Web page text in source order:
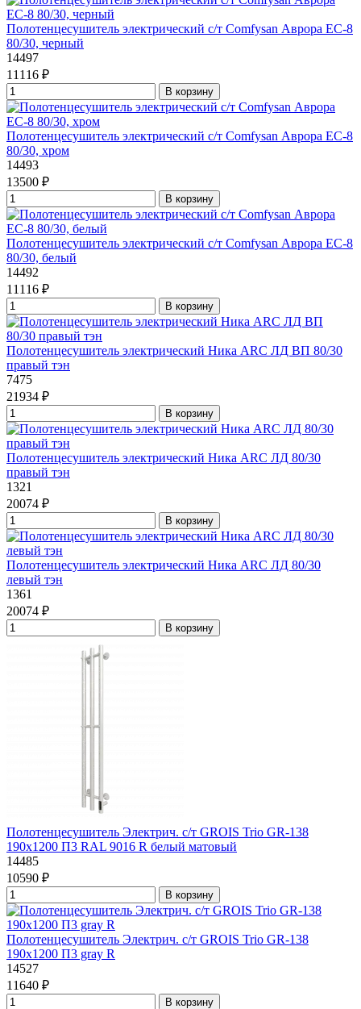
Полотенцесушитель электрический с/т Comfysan Аврора EC-8
80/30, черный
14497
11116 ₽
В корзину
Полотенцесушитель электрический с/т Comfysan Аврора EC-8
80/30, хром
14493
13500 ₽
В корзину
Полотенцесушитель электрический с/т Comfysan Аврора EC-8
80/30, белый
14492
11116 ₽
В корзину
Полотенцесушитель электрический Ника ARC ЛД ВП 80/30
правый тэн
7475
21934 ₽
В корзину
Полотенцесушитель электрический Ника ARC ЛД 80/30
правый тэн
1321
20074 ₽
В корзину
Полотенцесушитель электрический Ника ARC ЛД 80/30
левый тэн
1361
20074 ₽
В корзину
Полотенцесушитель Электрич. с/т GROIS Trio GR-138
190х1200 П3 RAL 9016 R белый матовый
14485
10590 ₽
В корзину
Полотенцесушитель Электрич. с/т GROIS Trio GR-138
190х1200 П3 gray R
14527
11640 ₽
В корзину